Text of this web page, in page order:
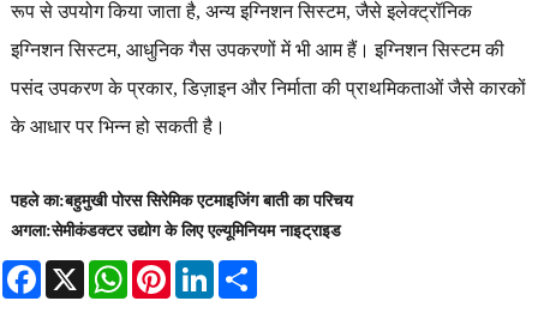
रूप से उपयोग किया जाता है, अन्य इग्निशन सिस्टम, जैसे इलेक्ट्रॉनिक
इग्निशन सिस्टम, आधुनिक गैस उपकरणों में भी आम हैं। इग्निशन सिस्टम की
पसंद उपकरण के प्रकार, डिज़ाइन और निर्माता की प्राथमिकताओं जैसे कारकों
के आधार पर भिन्न हो सकती है।
पहले का:​बहुमुखी पोरस सिरेमिक एटमाइजिंग बाती का परिचय
अगला:सेमीकंडक्टर उद्योग के लिए एल्यूमिनियम नाइट्राइड
Facebook
X WhatsAppPinterestLinkedIn